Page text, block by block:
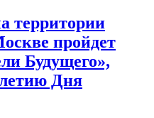
территории
пройдет
Будущего»,
Дня